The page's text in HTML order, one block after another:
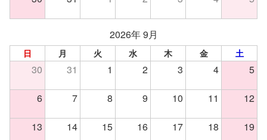
2026年 9月
日 月 火 水 木 金 土
30 31 1 2 3 4 5
6 7 8 9 10 11 12
13 14 15 16 17 18 19